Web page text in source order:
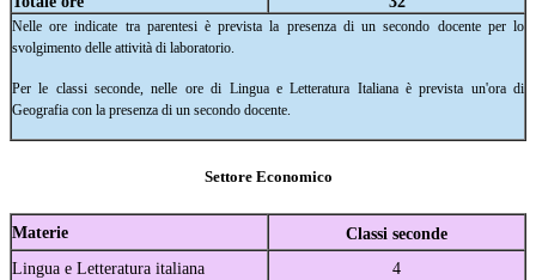
Nelle ore indicate tra parentesi è prevista la presenza di un secondo docente per lo
svolgimento delle attività di laboratorio.
Per le classi seconde, nelle ore di Lingua e Letteratura Italiana è prevista un'ora di
Geografia con la presenza di un secondo docente.
Settore Economico
Materie
Classi seconde
Lingua e Letteratura italiana
4